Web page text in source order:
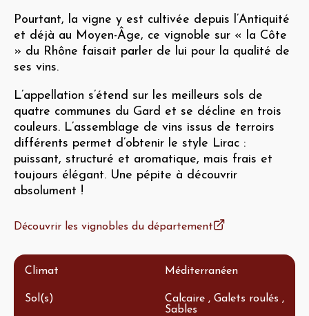
Pourtant, la vigne y est cultivée depuis l’Antiquité
et déjà au Moyen-Âge, ce vignoble sur « la Côte
» du Rhône faisait parler de lui pour la qualité de
ses vins.
L’appellation s’étend sur les meilleurs sols de
quatre communes du Gard et se décline en trois
couleurs. L’assemblage de vins issus de terroirs
différents permet d’obtenir le style Lirac :
puissant, structuré et aromatique, mais frais et
toujours élégant. Une pépite à découvrir
absolument !
Découvrir les vignobles du département
Climat Méditerranéen
Sol(s)
Calcaire , Galets roulés ,
Sables